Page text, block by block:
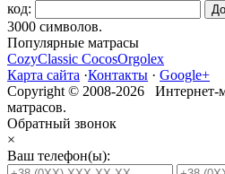
код:
3000 символов.
Популярные матрасы
CozyClassic CocosOrgolex
Карта сайта ·Контакты · Google+
Copyright © 2008-2026 Интернет-
матрасов.
Обратный звонок
×
Ваш телефон(ы):